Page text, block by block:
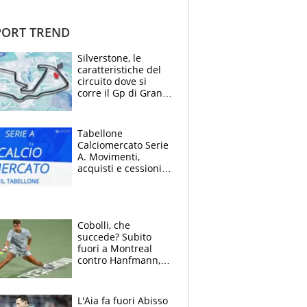
TREND
Silverstone, le
caratteristiche del
circuito dove si
corre il Gp di Gran
Tabellone
Calciomercato Serie
A. Movimenti,
acquisti e cessioni:
Cobolli, che
succede? Subito
fuori a Montreal
contro Hanfmann,
L'Aia fa fuori Abisso